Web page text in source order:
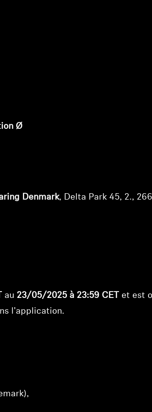
Ø
Denmark, Delta Park 45, 2.,
au 23/05/2025 à 23:59 CET et est
l'application.